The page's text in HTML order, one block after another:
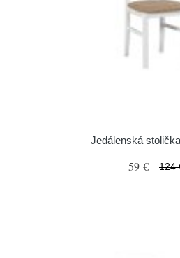
Jedálenská
59 € 124